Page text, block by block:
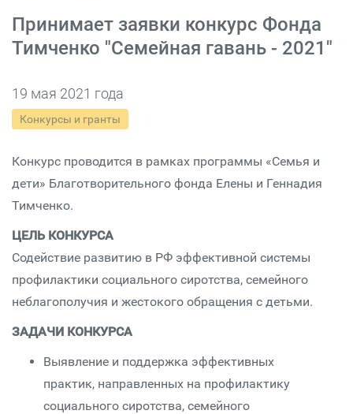
Принимает заявки конкурс Фонда
Тимченко "Семейная гавань - 2021"
19 мая 2021 года
Конкурсы и гранты
Конкурс проводится в рамках программы «Семья и
дети» Благотворительного фонда Елены и Геннадия
Тимченко.
ЦЕЛЬ КОНКУРСА
Содействие развитию в РФ эффективной системы
профилактики социального сиротства, семейного
неблагополучия и жестокого обращения с детьми.
ЗАДАЧИ КОНКУРСА
Выявление и поддержка эффективных
практик, направленных на профилактику
социального сиротства, семейного